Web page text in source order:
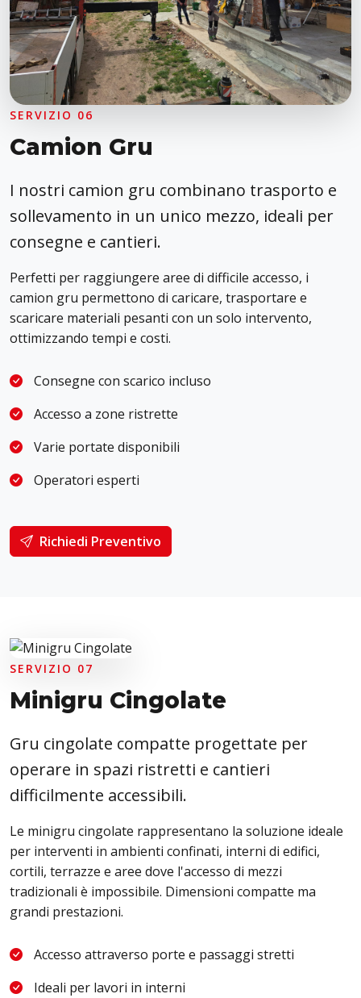
SERVIZIO 06
Camion Gru
I nostri camion gru combinano trasporto e
sollevamento in un unico mezzo, ideali per
consegne e cantieri.
Perfetti per raggiungere aree di difficile accesso, i
camion gru permettono di caricare, trasportare e
scaricare materiali pesanti con un solo intervento,
ottimizzando tempi e costi.
Consegne con scarico incluso
Accesso a zone ristrette
Varie portate disponibili
Operatori esperti
Richiedi Preventivo
SERVIZIO 07
Minigru Cingolate
Gru cingolate compatte progettate per
operare in spazi ristretti e cantieri
difficilmente accessibili.
Le minigru cingolate rappresentano la soluzione ideale
per interventi in ambienti confinati, interni di edifici,
cortili, terrazze e aree dove l'accesso di mezzi
tradizionali è impossibile. Dimensioni compatte ma
grandi prestazioni.
Accesso attraverso porte e passaggi stretti
Ideali per lavori in interni